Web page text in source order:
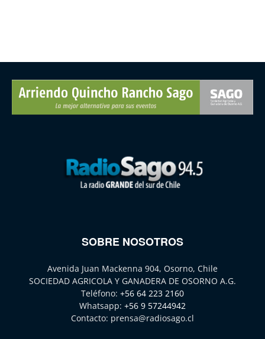
SOBRE NOSOTROS
Avenida Juan Mackenna 904, Osorno, Chile
SOCIEDAD AGRICOLA Y GANADERA DE OSORNO A.G.
Teléfono: +56 64 223 2160
Whatsapp: +56 9 57244942
Contacto: prensa@radiosago.cl